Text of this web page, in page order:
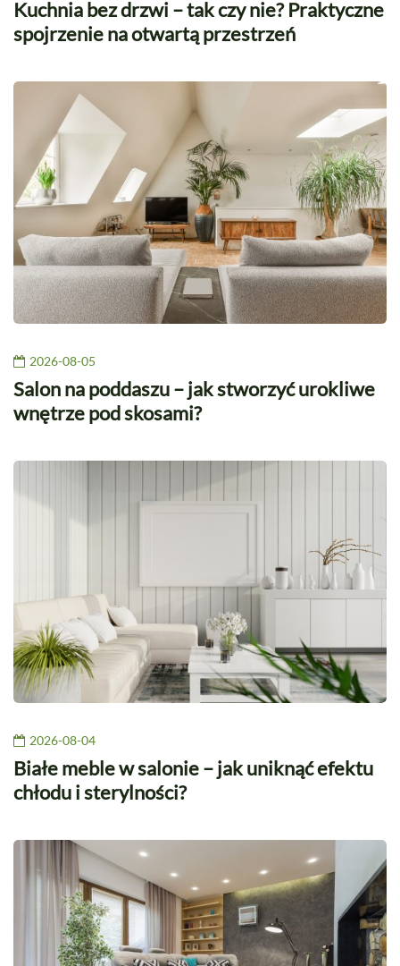
Kuchnia bez drzwi – tak czy nie? Praktyczne
spojrzenie na otwartą przestrzeń
2026-08-05
Salon na poddaszu – jak stworzyć urokliwe
wnętrze pod skosami?
2026-08-04
Białe meble w salonie – jak uniknąć efektu
chłodu i sterylności?